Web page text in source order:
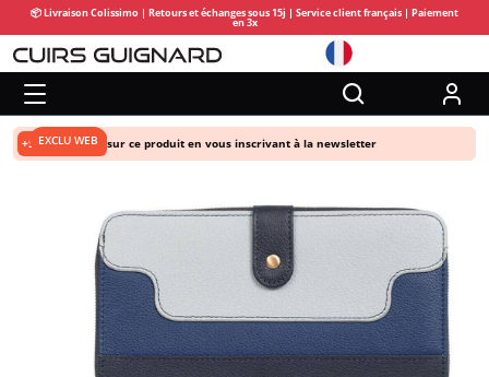
📦 Livraison Colissimo | Retours et échanges sous 15j | Service client français | Paiement
en 3x
+5% de remise sur ce produit en vous inscrivant à la newsletter
EXCLU WEB